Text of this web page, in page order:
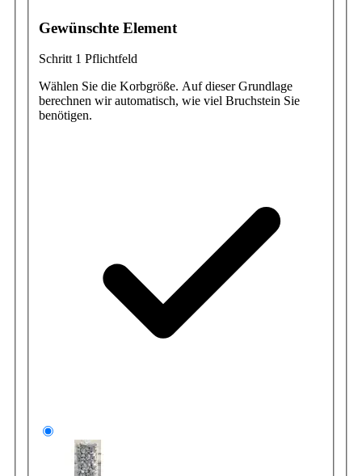
Gewünschte Element
Schritt 1 Pflichtfeld
Wählen Sie die Korbgröße. Auf dieser Grundlage
berechnen wir automatisch, wie viel Bruchstein Sie
benötigen.